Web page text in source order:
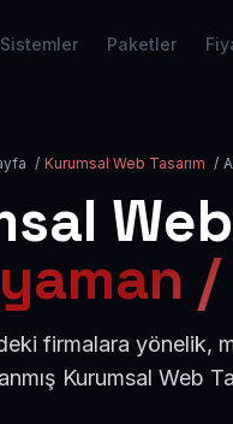
Sistemler Paketler
/ Kurumsal Web Tasarım /
firmalara yönelik,
Kurumsal Web